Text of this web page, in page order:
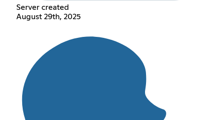
Server created
August 29th, 2025